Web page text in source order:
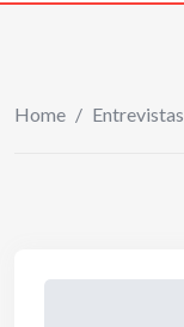
Home / Entrevistas